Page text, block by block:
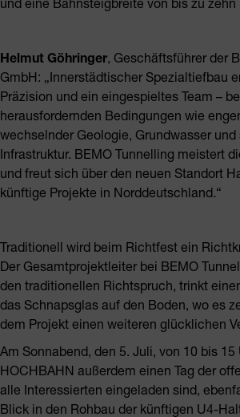
Helmut Göhringer, Geschäftsführer der
GmbH: „Innerstädtischer Spezialtiefbau
Präzision und ein eingespieltes Team –
herausfordernden Bedingungen wie
wechselnder Geologie, Grundwasser und
Infrastruktur. BEMO Tunnelling meistert
und freut sich über den neuen Standort
künftige Projekte in Norddeutschland.“
Traditionell wird beim Richtfest ein
Der Gesamtprojektleiter bei BEMO
den traditionellen Richtspruch, trinkt
das Schnapsglas auf den Boden, wo es
dem Projekt einen weiteren glücklichen
Am Sonnabend, den 5. Juli, von 10 bis 15
HOCHBAHN außerdem einen Tag der
alle Interessierten eingeladen sind,
Blick in den Rohbau der künftigen U4-